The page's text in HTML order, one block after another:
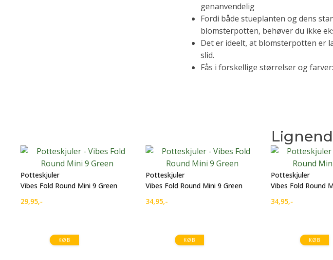
genanvendelig
Fordi både stueplanten og dens
blomsterpotten, behøver du ikke
Det er ideelt, at blomsterpotten er
slid.
Fås i forskellige størrelser og
KØB
Potteskjuler
Vibes Fold Round Mini 9 Green
29,95,-
KØB
Potteskjuler
Vibes Fold Round Mini 9 Green
34,95,-
KØB
Potteskjuler
Vibes Fold Round
34,95,-